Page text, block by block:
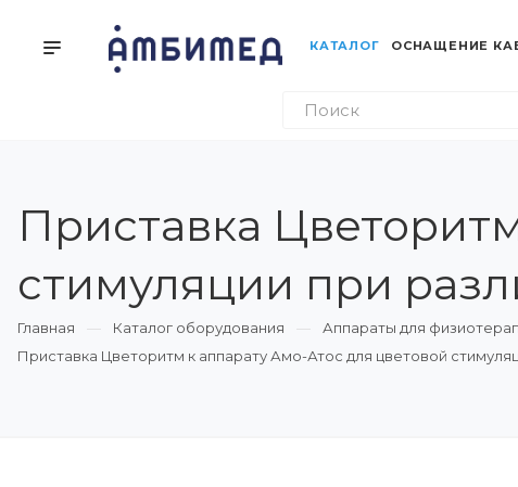
КАТАЛОГ ОСНАЩЕНИЕ
Приставка
стимуляции при
Главная Каталог оборудования Аппараты для
Приставка Цветоритм к аппарату Амо-Атос для цветовой